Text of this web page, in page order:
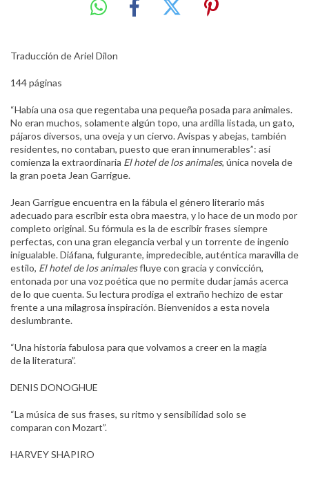
Traducción de Ariel Dilon
144 páginas
“Había una osa que regentaba una pequeña posada para animales.
No eran muchos, solamente algún topo, una ardilla listada, un gato,
pájaros diversos, una oveja y un ciervo. Avispas y abejas, también
residentes, no contaban, puesto que eran innumerables”: así
comienza la extraordinaria El hotel de los animales, única novela de
la gran poeta Jean Garrigue.
Jean Garrigue encuentra en la fábula el género literario más
adecuado para escribir esta obra maestra, y lo hace de un modo por
completo original. Su fórmula es la de escribir frases siempre
perfectas, con una gran elegancia verbal y un torrente de ingenio
inigualable. Diáfana, fulgurante, impredecible, auténtica maravilla de
estilo, El hotel de los animalesfluye con gracia y convicción,
entonada por una voz poética que no permite dudar jamás acerca
de lo que cuenta. Su lectura prodiga el extraño hechizo de estar
frente a una milagrosa inspiración. Bienvenidos a esta novela
deslumbrante.
“Una historia fabulosa para que volvamos a creer en la magia
de la literatura”.
DENIS DONOGHUE
“La música de sus frases, su ritmo y sensibilidad solo se
comparan con Mozart”.
HARVEY SHAPIRO